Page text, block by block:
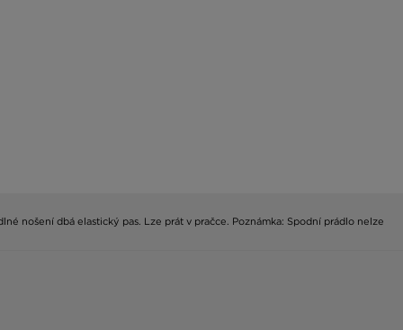
nošení dbá elastický pas. Lze prát v pračce. Poznámka: Spodní prádlo nelze